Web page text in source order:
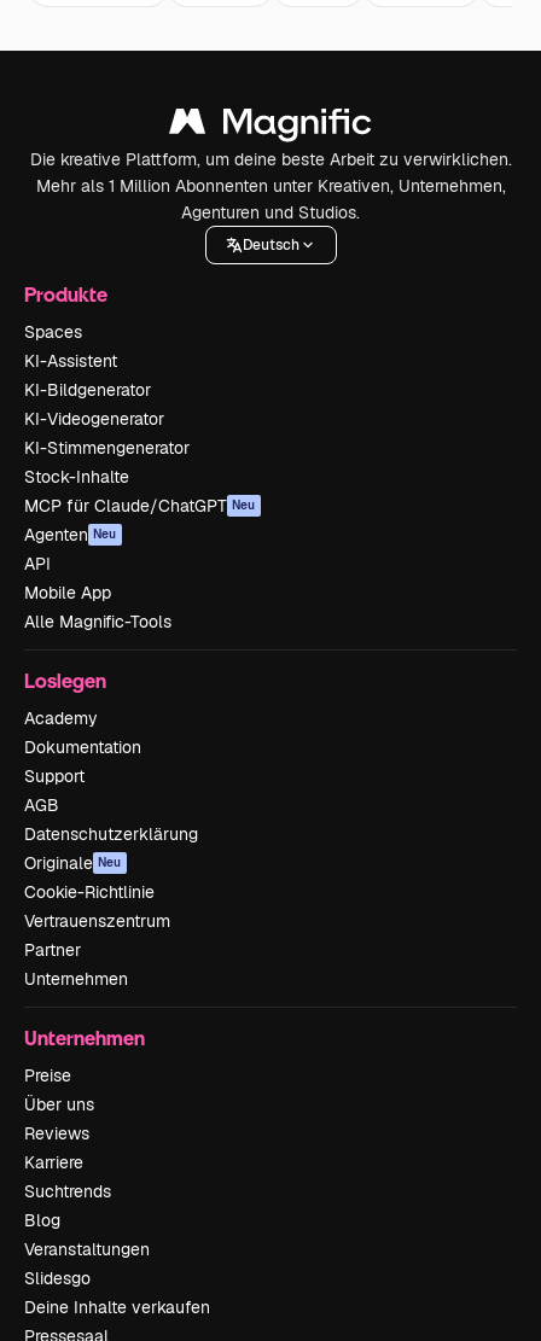
Die kreative Plattform, um deine beste Arbeit zu verwirklichen.
Mehr als 1 Million Abonnenten unter Kreativen, Unternehmen,
Agenturen und Studios.
Deutsch
Produkte
Spaces
KI-Assistent
KI-Bildgenerator
KI-Videogenerator
KI-Stimmengenerator
Stock-Inhalte
MCP für Claude/ChatGPT Neu
Agenten Neu
API
Mobile App
Alle Magnific-Tools
Loslegen
Academy
Dokumentation
Support
AGB
Datenschutzerklärung
Originale Neu
Cookie-Richtlinie
Vertrauenszentrum
Partner
Unternehmen
Unternehmen
Preise
Über uns
Reviews
Karriere
Suchtrends
Blog
Veranstaltungen
Slidesgo
Deine Inhalte verkaufen
Pressesaal